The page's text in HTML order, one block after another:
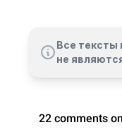
Все тексты
не